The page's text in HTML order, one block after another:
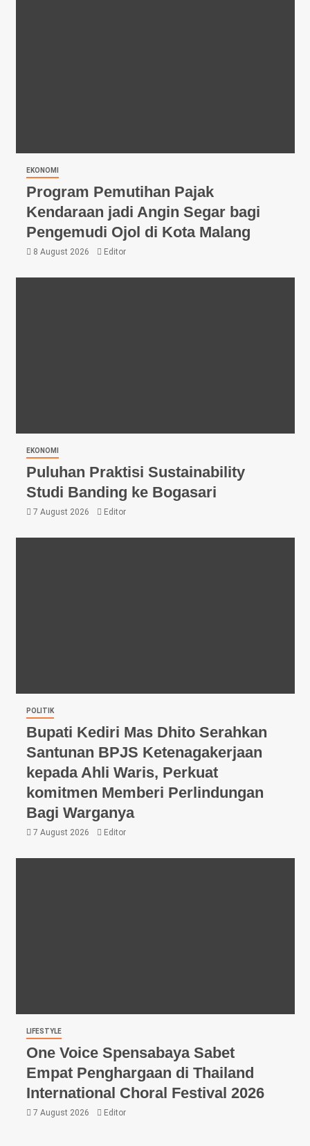
EKONOMI
Program Pemutihan Pajak
Kendaraan jadi Angin Segar bagi
Pengemudi Ojol di Kota Malang
8 August 2026 Editor
EKONOMI
Puluhan Praktisi Sustainability
Studi Banding ke Bogasari
7 August 2026 Editor
POLITIK
Bupati Kediri Mas Dhito Serahkan
Santunan BPJS Ketenagakerjaan
kepada Ahli Waris, Perkuat
komitmen Memberi Perlindungan
Bagi Warganya
7 August 2026 Editor
LIFESTYLE
One Voice Spensabaya Sabet
Empat Penghargaan di Thailand
International Choral Festival 2026
7 August 2026 Editor